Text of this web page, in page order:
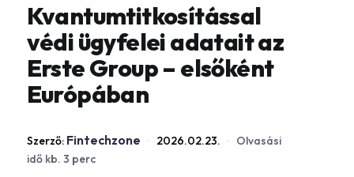
Kvantumtitkosítással
védi ügyfelei adatait az
Erste Group – elsőként
Európában
Szerző: Fintechzone · 2026.02.23. · Olvasási
idő kb. 3 perc